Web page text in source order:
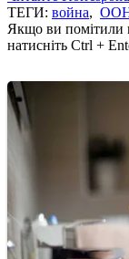
ТЕГИ: война,
Якщо ви помітили
натисніть Ctrl +